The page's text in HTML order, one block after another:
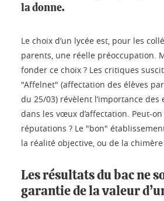
la donne.
Le choix d’un lycée est, pour les
parents, une réelle préoccupation.
fonder ce choix ? Les critiques
"Affelnet" (affectation des élèves
du 25/03) révèlent l’importance
dans les vœux d’affectation. Peut-
réputations ? Le "bon"
la réalité objective, ou de la chimère
Les résultats du bac ne
garantie de la valeur